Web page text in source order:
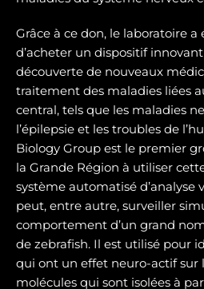
Grâce à ce don, le laboratoire
d’acheter un dispositif
découverte de nouveaux
traitement des maladies liées
central, tels que les maladies
l’épilepsie et les troubles de
Biology Group est le premier
la Grande Région à utiliser
système automatisé d’analyse
peut, entre autre, surveiller
comportement d’un grand
de zebrafish. Il est utilisé pour
qui ont un effet neuro-actif sur
molécules qui sont isolées à